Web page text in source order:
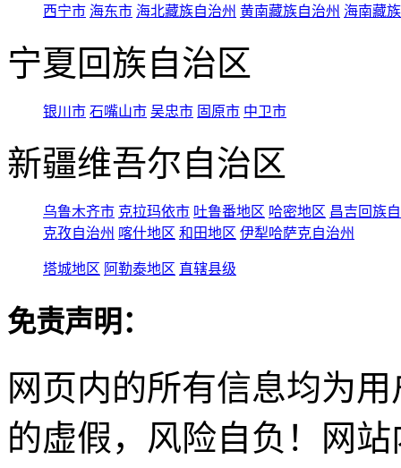
西宁市 海东市 海北藏族自治州 黄南藏族自治州 海南藏
宁夏回族自治区
银川市 石嘴山市 吴忠市 固原市 中卫市
新疆维吾尔自治区
乌鲁木齐市 克拉玛依市 吐鲁番地区 哈密地区 昌吉回族
克孜自治州 喀什地区 和田地区 伊犁哈萨克自治州
塔城地区 阿勒泰地区 直辖县级
免责声明：
网页内的所有信息均为
的虚假，风险自负！网